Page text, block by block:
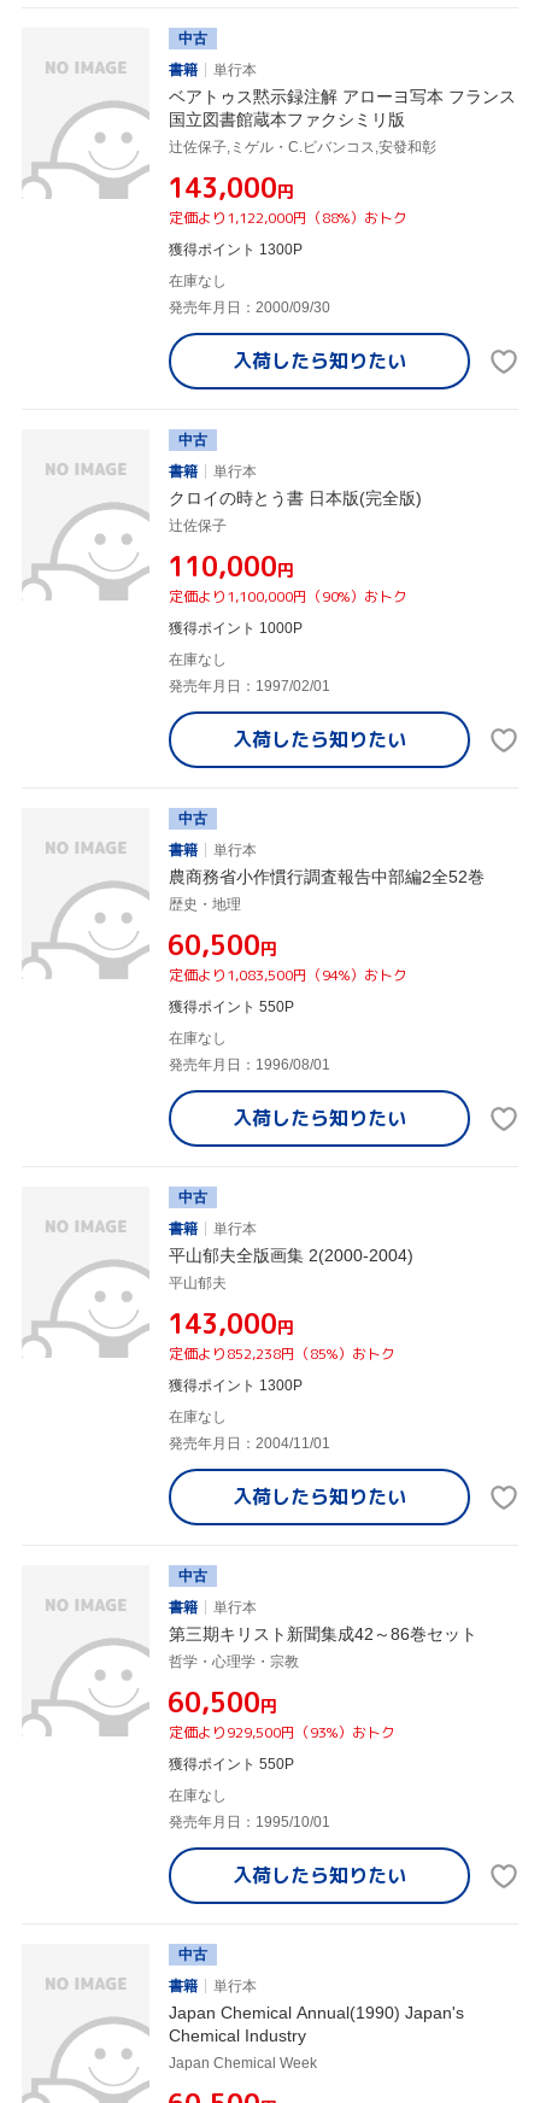
中古
書籍
単行本
ベアトゥス黙示録注解 アローヨ写本 フランス
国立図書館蔵本ファクシミリ版
辻佐保子,ミゲル・C.ビバンコス,安發和彰
¥143,000円
定価より1,122,000円（88%）おトク
獲得ポイント 1300P
在庫なし
発売年月日：2000/09/30
入荷したら知りたい
中古
書籍
単行本
クロイの時とう書 日本版(完全版)
辻佐保子
¥110,000円
定価より1,100,000円（90%）おトク
獲得ポイント 1000P
在庫なし
発売年月日：1997/02/01
入荷したら知りたい
中古
書籍
単行本
農商務省小作慣行調査報告中部編2全52巻
歴史・地理
¥60,500円
定価より1,083,500円（94%）おトク
獲得ポイント 550P
在庫なし
発売年月日：1996/08/01
入荷したら知りたい
中古
書籍
単行本
平山郁夫全版画集 2(2000-2004)
平山郁夫
¥143,000円
定価より852,238円（85%）おトク
獲得ポイント 1300P
在庫なし
発売年月日：2004/11/01
入荷したら知りたい
中古
書籍
単行本
第三期キリスト新聞集成42～86巻セット
哲学・心理学・宗教
¥60,500円
定価より929,500円（93%）おトク
獲得ポイント 550P
在庫なし
発売年月日：1995/10/01
入荷したら知りたい
中古
書籍
単行本
Japan Chemical Annual(1990) Japan's
Chemical Industry
Japan Chemical Week